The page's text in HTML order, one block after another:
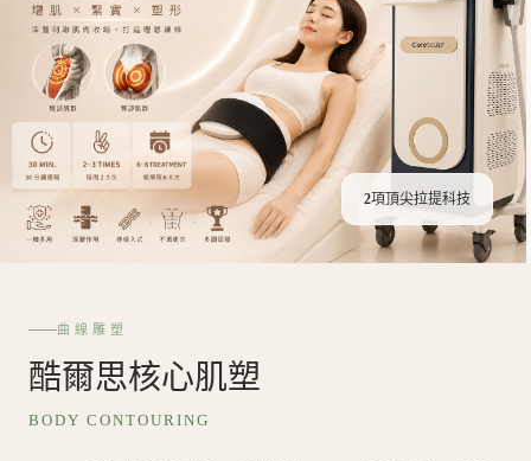
曲線雕塑
酷爾思核心肌塑
BODY CONTOURING
2項頂尖拉提科技